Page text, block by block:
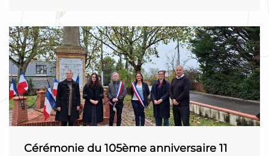
Cérémonie du 105ème anniversaire 11